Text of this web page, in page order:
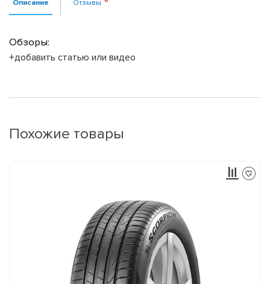
Описание Отзывы
Обзоры:
+добавить статью или видео
Похожие товары